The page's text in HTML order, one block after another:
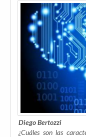
Diego Bertozzi
¿Cuáles son las